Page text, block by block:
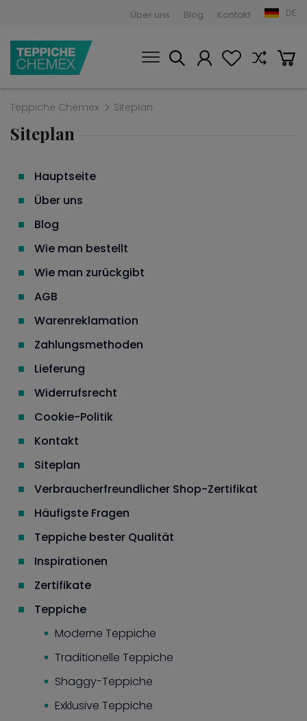
Über uns Blog Kontakt DE
Teppiche Chemex Siteplan
Siteplan
Hauptseite
Über uns
Blog
Wie man bestellt
Wie man zurückgibt
AGB
Warenreklamation
Zahlungsmethoden
Lieferung
Widerrufsrecht
Cookie-Politik
Kontakt
Siteplan
Verbraucherfreundlicher Shop-Zertifikat
Häufigste Fragen
Teppiche bester Qualität
Inspirationen
Zertifikate
Teppiche
Moderne Teppiche
Traditionelle Teppiche
Shaggy-Teppiche
Exklusive Teppiche